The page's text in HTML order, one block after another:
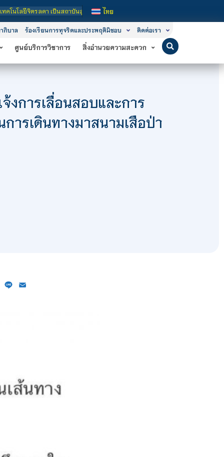
ดา เป็นสถาบันอุดมศึกษาในกำกับของรัฐ เปิดหลักสูตรการเรียนการสอน 3 ระดับ คื
ไทย
ภิบาล ร้องเรียนการทุจริตและประพฤติมิชอบ ติดต่อเรา
ศูนย์บริการวิชาการ สิ่งอำนวยความสะดวก
งการเลื่อนสอบและการ
ารเดินทางมาสนามเสือป่า
X Line